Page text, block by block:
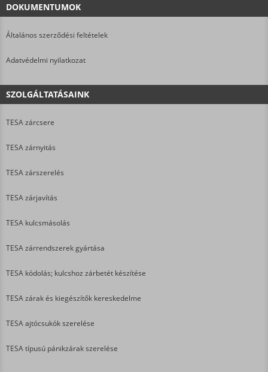
DOKUMENTUMOK
Általános szerződési feltételek
Adatvédelmi nyilatkozat
SZOLGÁLTATÁSAINK
TESA zárcsere
TESA zárnyitás
TESA zárszerelés
TESA zárjavítás
TESA kulcsmásolás
TESA zárrendszerek gyártása
TESA kódolás; kulcshoz zárbetét készítése
TESA zárak és kiegészítők kereskedelme
TESA ajtócsukók szerelése
TESA típusú pánikzárak szerelése